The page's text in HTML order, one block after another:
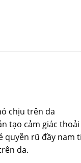
chịu trên da
tạo cảm giác thoải
quyễn rũ đầy nam
da.